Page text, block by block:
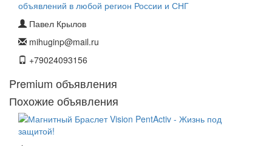
Павел Крылов
mihuginp@mail.ru
+79024093156
Premium объявления
Похожие объявления